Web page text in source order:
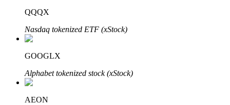
定投理财
QQQX
Nasdaq tokenized ETF (xStock)
GOOGLX
Alphabet tokenized stock (xStock)
AEON